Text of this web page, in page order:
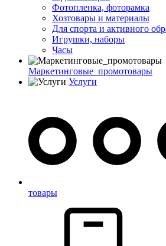
Фотопленка, фоторамка
Хозтовары и материалы
Для спорта и активного
Игрушки, наборы
Часы
Маркетинговые_промотовары
Услуги
товары